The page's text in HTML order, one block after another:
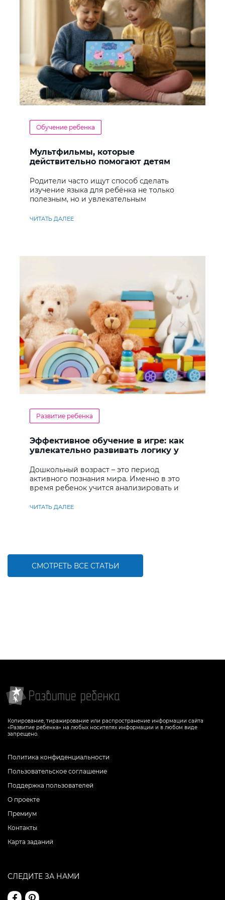
Обучение ребенка
Мультфильмы, которые
действительно помогают детям
Родители часто ищут способ сделать
изучение языка для ребёнка не только
полезным, но и увлекательным
ЧИТАТЬ ДАЛЕЕ
Развитие ребенка
Эффективное обучение в игре: как
увлекательно развивать логику у
Дошкольный возраст – это период
активного познания мира. Именно в это
время ребенок учится анализировать и
ЧИТАТЬ ДАЛЕЕ
СМОТРЕТЬ ВСЕ СТАТЬИ
Копирование, тиражирование или распространение информации сайта
«Развитие ребенка» на любых носителях информации и в любом виде
запрещено.
Политика конфиденциальности
Пользовательское соглашение
Поддержка пользователей
О проекте
Премиум
Контакты
Карта заданий
СЛЕДИТЕ ЗА НАМИ